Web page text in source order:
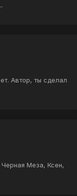
Автор, ты сделал
Меза, Ксен,